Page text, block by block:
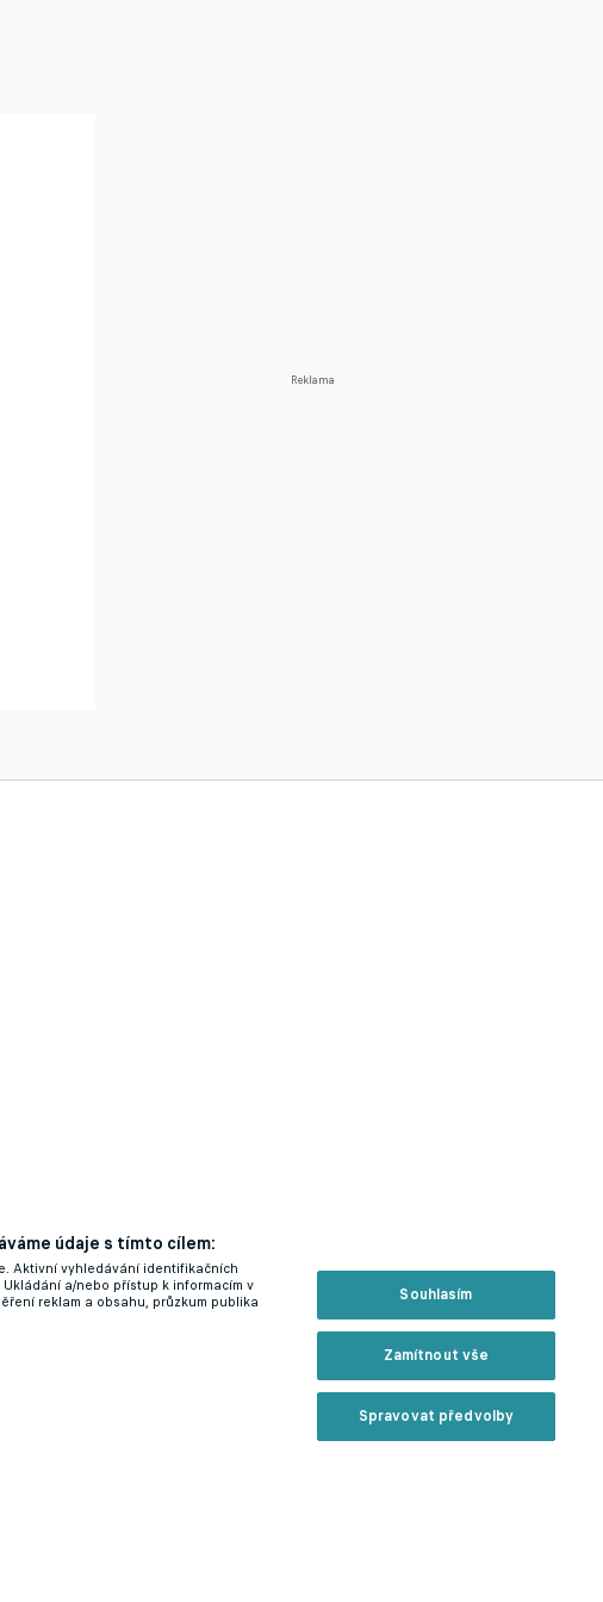
Reklama
údaje s tímto cílem:
Aktivní vyhledávání identifikačních
a/nebo přístup k informacím v
reklam a obsahu, průzkum publika
Souhlasím
Zamítnout vše
Spravovat předvolby